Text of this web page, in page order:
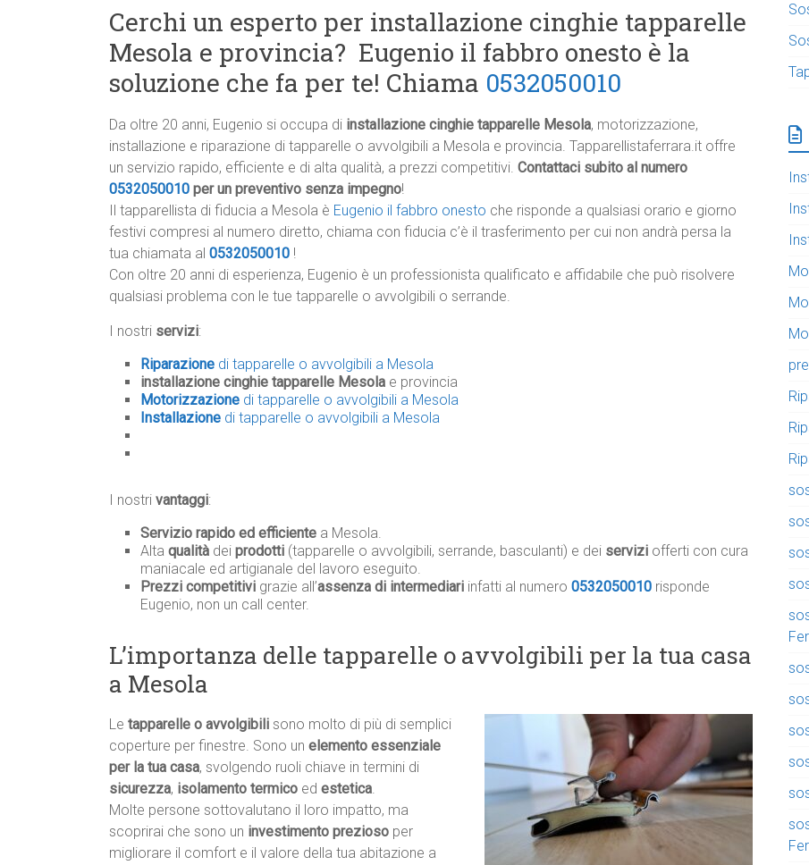
Cerchi un esperto per installazione cinghie tapparelle
Mesola e provincia? Eugenio il fabbro onesto è la
soluzione che fa per te! Chiama 0532050010
Da oltre 20 anni, Eugenio si occupa di installazione cinghie tapparelle Mesola, motorizzazione,
installazione e riparazione di tapparelle o avvolgibili a Mesola e provincia. Tapparellistaferrara.it offre
un servizio rapido, efficiente e di alta qualità, a prezzi competitivi. Contattaci subito al numero
0532050010 per un preventivo senza impegno!
Il tapparellista di fiducia a Mesola è Eugenio il fabbro onesto che risponde a qualsiasi orario e giorno
festivi compresi al numero diretto, chiama con fiducia c’è il trasferimento per cui non andrà persa la
tua chiamata al 0532050010 !
Con oltre 20 anni di esperienza, Eugenio è un professionista qualificato e affidabile che può risolvere
qualsiasi problema con le tue tapparelle o avvolgibili o serrande.
I nostri servizi:
Riparazione di tapparelle o avvolgibili a Mesola
installazione cinghie tapparelle Mesola e provincia
Motorizzazione di tapparelle o avvolgibili a Mesola
Installazione di tapparelle o avvolgibili a Mesola
I nostri vantaggi:
Servizio rapido ed efficiente a Mesola.
Alta qualità dei prodotti (tapparelle o avvolgibili, serrande, basculanti) e dei servizi offerti con cura
maniacale ed artigianale del lavoro eseguito.
Prezzi competitivi grazie all’assenza di intermediari infatti al numero 0532050010 risponde
Eugenio, non un call center.
L’importanza delle tapparelle o avvolgibili per la tua casa
a Mesola
Le tapparelle o avvolgibili sono molto di più di semplici
coperture per finestre. Sono un elemento essenziale
per la tua casa, svolgendo ruoli chiave in termini di
sicurezza, isolamento termico ed estetica.
Molte persone sottovalutano il loro impatto, ma
scoprirai che sono un investimento prezioso per
migliorare il comfort e il valore della tua abitazione a